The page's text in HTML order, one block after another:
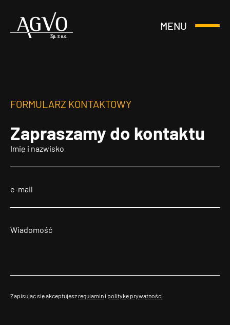
Header
MENU
Otwórz
FORMULARZ KONTAKTOWY
Zapraszamy do kontaktu
Zapisując się akceptujesz regulamin i politykę prywatności